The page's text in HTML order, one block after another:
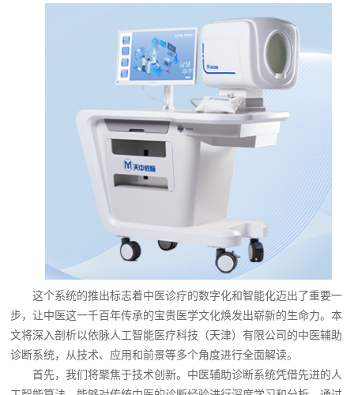
这个系统的推出标志着中医诊疗的数字化和智能化迈出了重要一
步，让中医这一千百年传承的宝贵医学文化焕发出崭新的生命力。本
文将深入剖析以依脉人工智能医疗科技（天津）有限公司的中医辅助
诊断系统，从技术、应用和前景等多个角度进行全面解读。
首先，我们将聚焦于技术创新。中医辅助诊断系统凭借先进的人